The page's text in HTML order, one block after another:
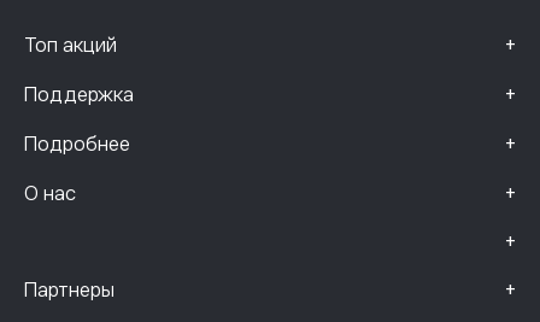
Топ акций +
Поддержка +
Подробнее +
О нас +
+
Партнеры +